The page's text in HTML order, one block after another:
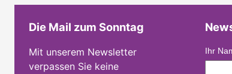
Die Mail zum Sonntag
Mit unserem Newsletter
verpassen Sie keine
Ihr